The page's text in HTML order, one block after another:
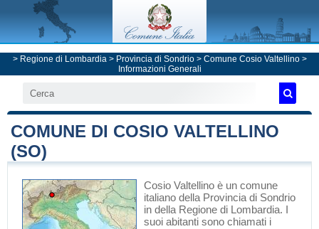
> Regione di Lombardia> Provincia di Sondrio> Comune Cosio Valtellino>
Informazioni Generali
COMUNE DI COSIO VALTELLINO
(SO)
Cosio Valtellino è un comune
italiano della Provincia di Sondrio
in della Regione di Lombardia. I
suoi abitanti sono chiamati i